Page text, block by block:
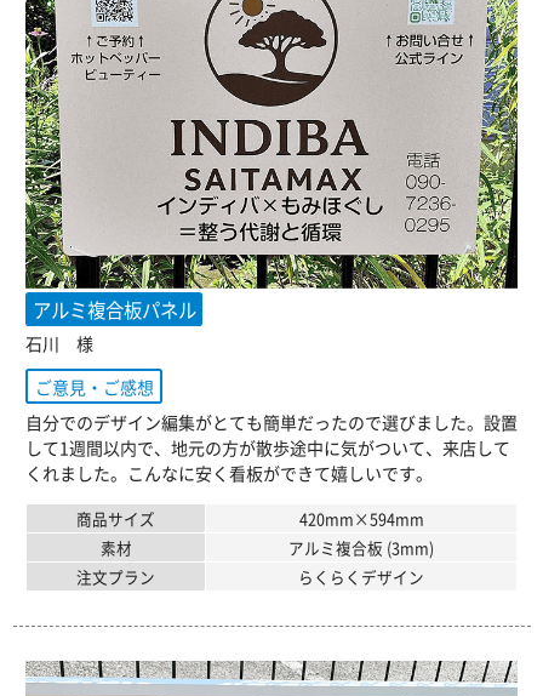
アルミ複合板パネル
石川 様
ご意見・ご感想
自分でのデザイン編集がとても簡単だったので選びました。設置
して1週間以内で、地元の方が散歩途中に気がついて、来店して
くれました。こんなに安く看板ができて嬉しいです。
商品サイズ
420mm×594mm
素材
アルミ複合板 (3mm)
注文プラン
らくらくデザイン